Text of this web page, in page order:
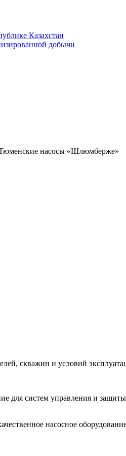
Казахстан
добычи
насосы «Шлюмберже»
скважин и условий
для систем управления и
насосное